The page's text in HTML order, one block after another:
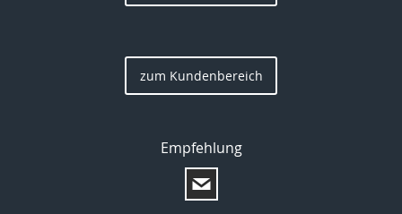
zum Kundenbereich
Empfehlung